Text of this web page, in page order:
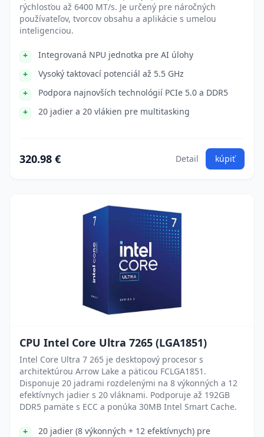
rýchlosťou až 6400 MT/s. Je určený pre náročných
používateľov, tvorcov obsahu a aplikácie s umelou
inteligenciou.
Integrovaná NPU jednotka pre AI úlohy
Vysoký taktovací potenciál až 5.5 GHz
Podpora najnovších technológií PCIe 5.0 a DDR5
20 jadier a 20 vlákien pre multitasking
320.98 € Detail kúpiť
CPU Intel Core Ultra 7265 (LGA1851)
Intel Core Ultra 7 265 je desktopový procesor s
architektúrou Arrow Lake a päticou FCLGA1851.
Disponuje 20 jadrami rozdelenými na 8 výkonných a 12
efektívnych jadier s 20 vláknami. Podporuje až 192GB
DDR5 pamäte s ECC a ponúka 30MB Intel Smart Cache.
20 jadier (8 výkonných + 12 efektívnych) pre